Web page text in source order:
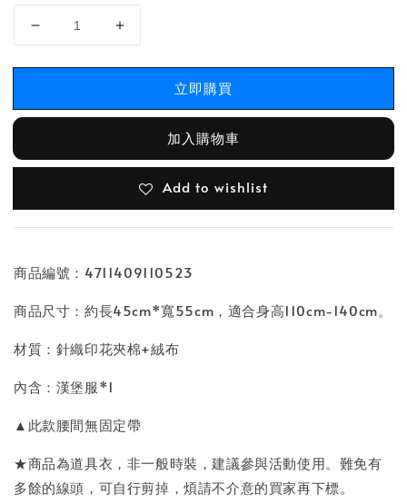
立即購買
加入購物車
Add to wishlist
商品編號：4711409110523
商品尺寸：約長45cm*寬55cm，適合身高110cm-140cm。
材質：針織印花夾棉+絨布
內含：漢堡服*1
▲此款腰間無固定帶
★商品為道具衣，非一般時裝，建議參與活動使用。難免有
多餘的線頭，可自行剪掉，煩請不介意的買家再下標。